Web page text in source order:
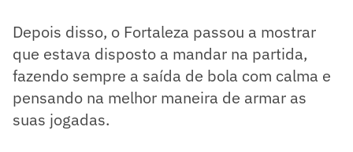
Depois disso, o Fortaleza passou a mostrar
que estava disposto a mandar na partida,
fazendo sempre a saída de bola com calma e
pensando na melhor maneira de armar as
suas jogadas.